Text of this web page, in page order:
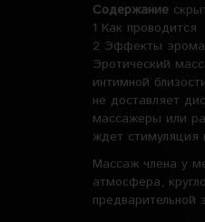
Содержание
1 Как проводится
2 Эффекты
Эротический
интимной
не доставляет
массажеры или
ждет стимуляция
Массаж члена у
атмосфера,